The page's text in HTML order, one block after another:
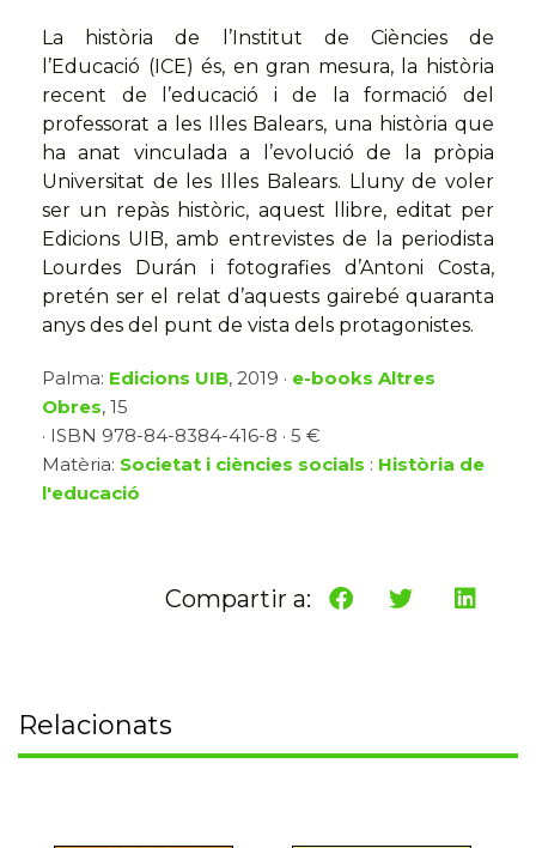
La història de l’Institut de Ciències de
l’Educació (ICE) és, en gran mesura, la història
recent de l’educació i de la formació del
professorat a les Illes Balears, una història que
ha anat vinculada a l’evolució de la pròpia
Universitat de les Illes Balears. Lluny de voler
ser un repàs històric, aquest llibre, editat per
Edicions UIB, amb entrevistes de la periodista
Lourdes Durán i fotografies d’Antoni Costa,
pretén ser el relat d’aquests gairebé quaranta
anys des del punt de vista dels protagonistes.
Palma: Edicions UIB, 2019 · e-books Altres
Obres, 15
· ISBN 978-84-8384-416-8 · 5 €
Matèria: Societat i ciències socials : Història de
l'educació
Compartir a:
Relacionats